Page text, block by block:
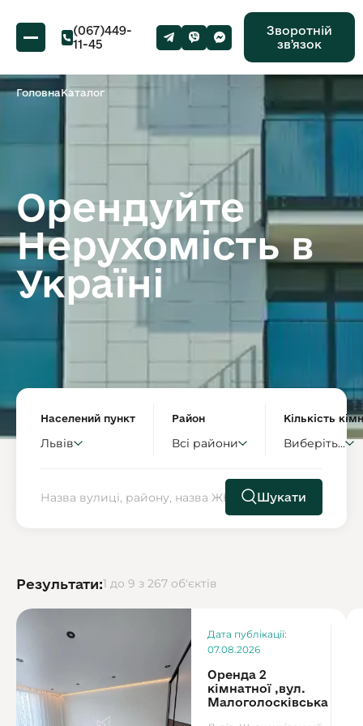
(067)449-
11-45
Зворотній
звʼязок
ГоловнаКаталог
Орендуйте
Нерухомість в
Україні
Населений пункт
Львів
Район
Всі райони
Кількість
Виберіть...
Шукати
Результати:1 до 9 з 267 об'єктів
Дата публікації:
07.08.2026
Оренда 2
кімнатної ,вул.
Малоголосківська